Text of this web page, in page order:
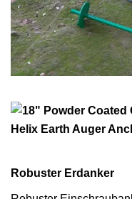
Robuster Erdanker